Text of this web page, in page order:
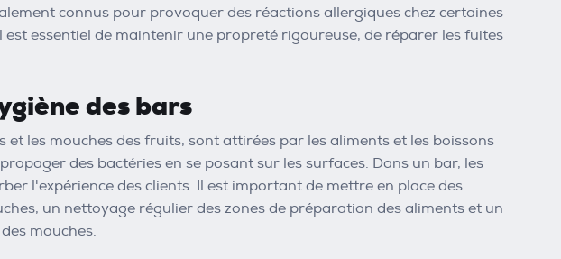
connus pour provoquer des réactions allergiques chez certaines
essentiel de maintenir une propreté rigoureuse, de réparer les fuites
des bars
les mouches des fruits, sont attirées par les aliments et les boissons
des bactéries en se posant sur les surfaces. Dans un bar, les
l'expérience des clients. Il est important de mettre en place des
un nettoyage régulier des zones de préparation des aliments et un
mouches.